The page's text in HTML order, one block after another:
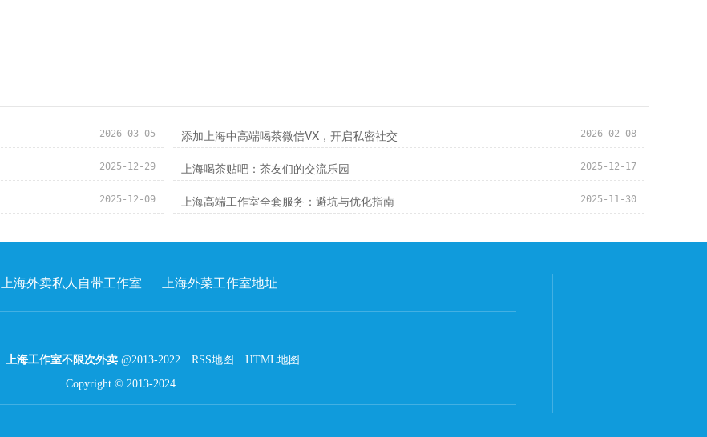
2026-03-05 添加上海中高端喝茶微信VX，开启私密社交 2026-02-08
2025-12-29 上海喝茶贴吧：茶友们的交流乐园 2025-12-17
2025-12-09 上海高端工作室全套服务：避坑与优化指南 2025-11-30
上海外卖私人自带工作室 上海外菜工作室地址
上海工作室不限次外卖 @2013-2022 RSS地图
HTML地图
Copyright © 2013-2024